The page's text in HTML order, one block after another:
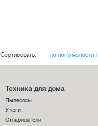
Сортировать: по популярности ↓
Техника для дома
Пылесосы
Утюги
Отпариватели